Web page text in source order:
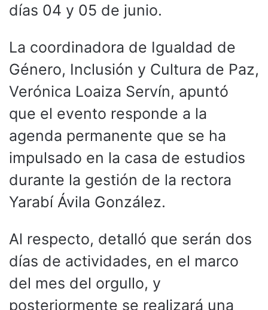
días 04 y 05 de junio.
La coordinadora de Igualdad de
Género, Inclusión y Cultura de Paz,
Verónica Loaiza Servín, apuntó
que el evento responde a la
agenda permanente que se ha
impulsado en la casa de estudios
durante la gestión de la rectora
Yarabí Ávila González.
Al respecto, detalló que serán dos
días de actividades, en el marco
del mes del orgullo, y
posteriormente se realizará una